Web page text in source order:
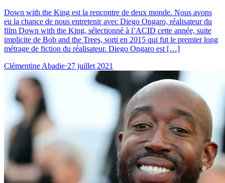
Down with the King est la rencontre de deux monde. Nous avons
eu la chance de nous entretenir avec Diego Ongaro, réalisateur du
film Down with the King, sélectionné à l’ACID cette année, suite
implicite de Bob and the Trees, sorti en 2015 qui fut le premier long
métrage de fiction du réalisateur. Diego Ongaro est […]
Clémentine Abadie·27 juillet 2021